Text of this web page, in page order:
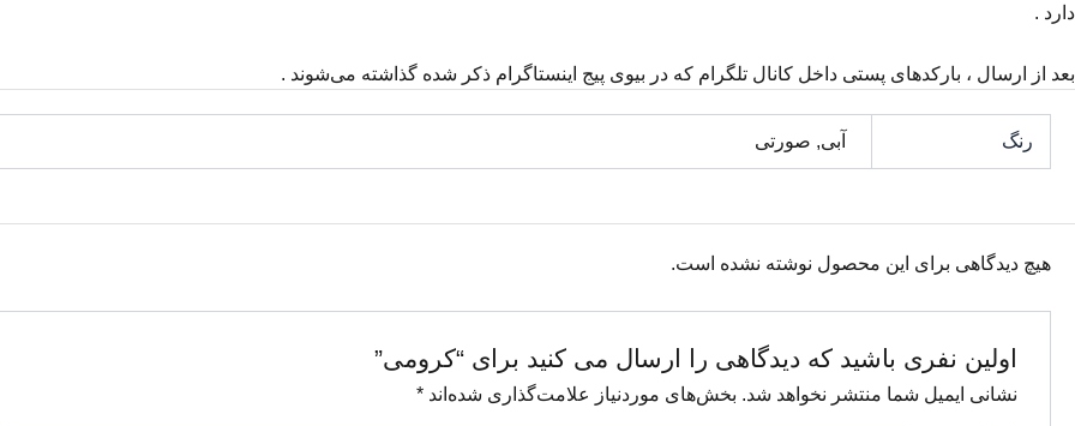
دارد .
بعد از ارسال ، بارکدهای پستی داخل کانال تلگرام که در بیوی پیج اینستاگرام ذکر شده گذاشته می‌شوند .
رنگ آبی, صورتی
هیچ دیدگاهی برای این محصول نوشته نشده است.
اولین نفری باشید که دیدگاهی را ارسال می کنید برای “کرومی”
نشانی ایمیل شما منتشر نخواهد شد. بخش‌های موردنیاز علامت‌گذاری شده‌اند *